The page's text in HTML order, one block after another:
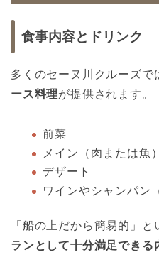
食事内容とドリンク
多くのセーヌ川クルーズで
ース料理が提供されます。
前菜
メイン（肉または魚）
デザート
ワインやシャンパン
「船の上だから簡易的」と
ランとして十分満足できる